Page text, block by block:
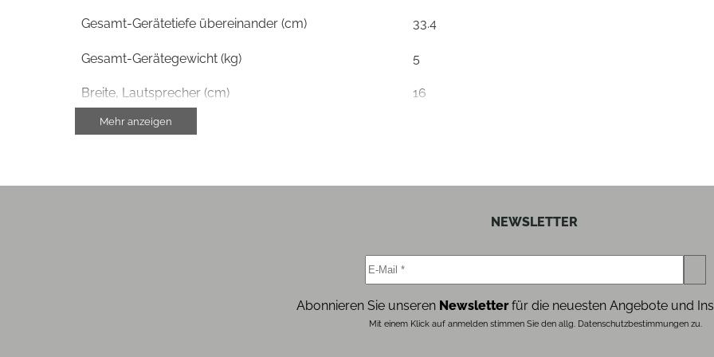
Gesamt-Gerätetiefe übereinander (cm) 33.4
Gesamt-Gerätegewicht (kg) 5
Breite, Lautsprecher (cm) 16
Höhe, Lautsprecher (cm)
Mehr anzeigen
NEWSLETTER
Abonnieren Sie unseren Newsletterfür die neuesten Angebote und
Mit einem Klick auf anmelden stimmen Sie den allg. Datenschutzbestimmungen zu.